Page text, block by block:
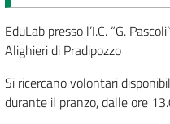
EduLab presso l’I.C. “G.
Alighieri di Pradipozzo
Si ricercano volontari
durante il pranzo, dalle ore